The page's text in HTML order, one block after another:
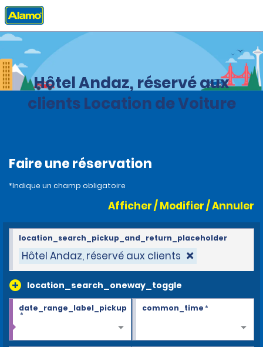
Accueil Agences
Hôtel Andaz, réservé aux
clients Location de Voiture
Faire une réservation
*Indique un champ obligatoire
Afficher / Modifier / Annuler
Hôtel Andaz, réservé aux clients
location_search_oneway_toggle
location_search_pickup_and_return_placeholder
date_range_label_pickup
*
common_time*